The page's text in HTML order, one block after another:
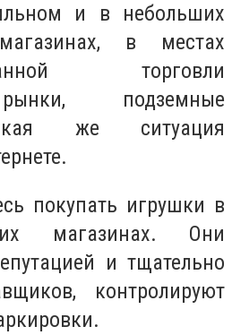
и в небольших
в местах
торговли
подземные
же ситуация
покупать игрушки в
магазинах. Они
и тщательно
контролируют